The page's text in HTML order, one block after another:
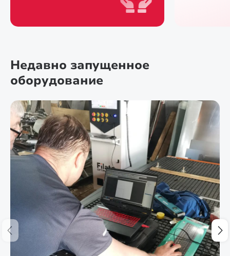
Недавно запущенное
оборудование